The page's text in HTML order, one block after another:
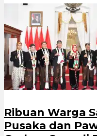
Ribuan Warga
Pusaka dan